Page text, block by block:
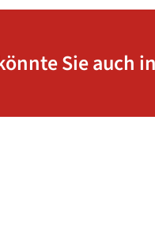
Sie auch